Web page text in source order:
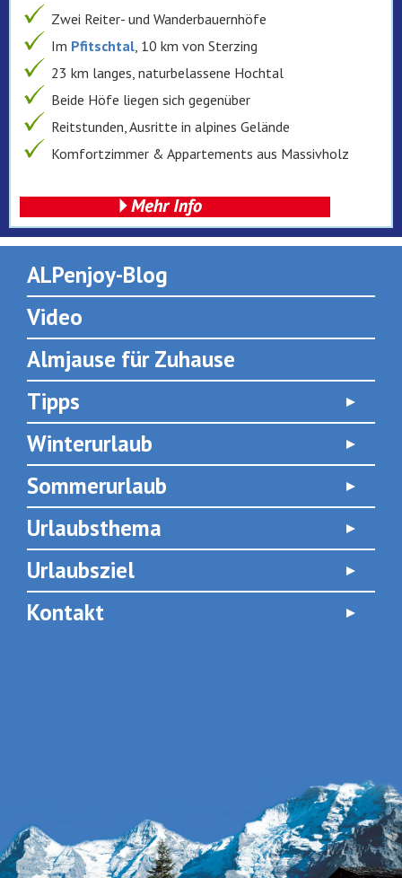
Zwei Reiter- und Wanderbauernhöfe
Im Pfitschtal, 10 km von Sterzing
23 km langes, naturbelassene Hochtal
Beide Höfe liegen sich gegenüber
Reitstunden, Ausritte in alpines Gelände
Komfortzimmer & Appartements aus Massivholz
ALPenjoy-Blog
Video
Almjause für Zuhause
Tipps
Winterurlaub
Sommerurlaub
Urlaubsthema
Urlaubsziel
Kontakt